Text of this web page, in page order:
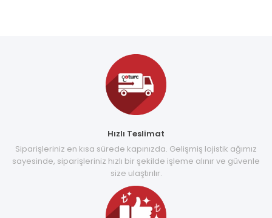
Hızlı Teslimat
Siparişleriniz en kısa sürede kapınızda. Gelişmiş lojistik ağımız
sayesinde, siparişleriniz hızlı bir şekilde işleme alınır ve güvenle
size ulaştırılır.